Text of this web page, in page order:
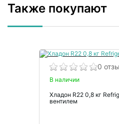
Также покупают
0
В наличии
Хладон R22 0,8 кг
вентилем